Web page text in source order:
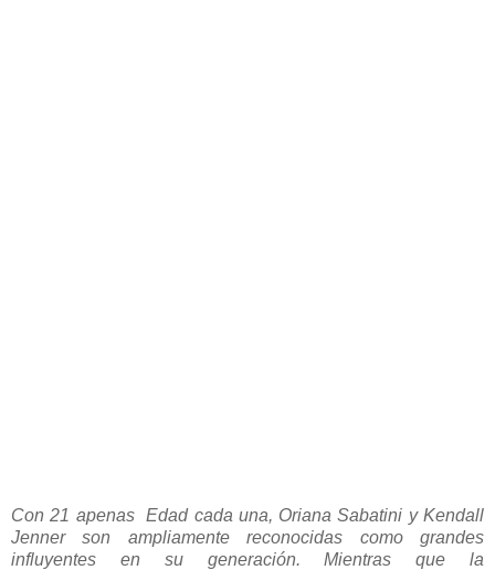
Con 21 apenas Edad cada una, Oriana Sabatini y Kendall
Jenner son ampliamente reconocidas como grandes
influyentes en su generación. Mientras que la